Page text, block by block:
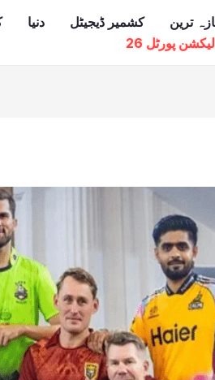
ترین کشمیر ڈیجیٹل دنیا
پورٹل 26